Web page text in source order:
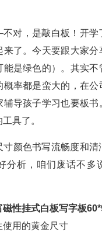
对，是敲白板！开学
来了。今天要跟大家分
能是绿色的）。其实不
概率都是蛮大的，在公
辅导孩子学习也要板书
具了。
寸颜色书写流畅度和清
分析，咱们废话不多
磁性挂式白板写字板
用的黄金尺寸